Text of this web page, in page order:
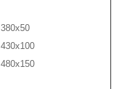
380x50
430x100
480x150